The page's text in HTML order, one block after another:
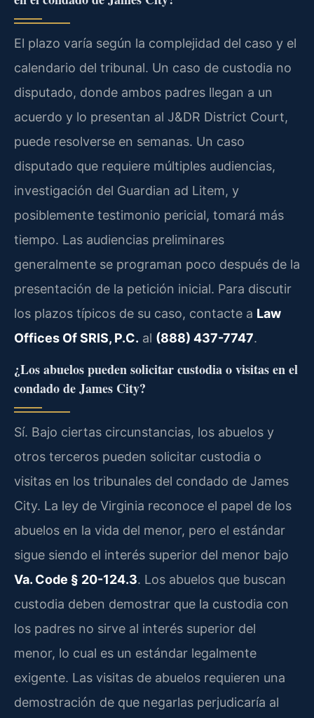
El plazo varía según la complejidad del caso y el
calendario del tribunal. Un caso de custodia no
disputado, donde ambos padres llegan a un
acuerdo y lo presentan al J&DR District Court,
puede resolverse en semanas. Un caso
disputado que requiere múltiples audiencias,
investigación del Guardian ad Litem, y
posiblemente testimonio pericial, tomará más
tiempo. Las audiencias preliminares
generalmente se programan poco después de la
presentación de la petición inicial. Para discutir
los plazos típicos de su caso, contacte a Law
Offices Of SRIS, P.C. al (888) 437-7747.
¿Los abuelos pueden solicitar custodia o visitas en el
condado de James City?
Sí. Bajo ciertas circunstancias, los abuelos y
otros terceros pueden solicitar custodia o
visitas en los tribunales del condado de James
City. La ley de Virginia reconoce el papel de los
abuelos en la vida del menor, pero el estándar
sigue siendo el interés superior del menor bajo
Va. Code § 20-124.3. Los abuelos que buscan
custodia deben demostrar que la custodia con
los padres no sirve al interés superior del
menor, lo cual es un estándar legalmente
exigente. Las visitas de abuelos requieren una
demostración de que negarlas perjudicaría al